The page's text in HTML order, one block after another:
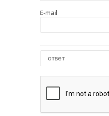
E-mail